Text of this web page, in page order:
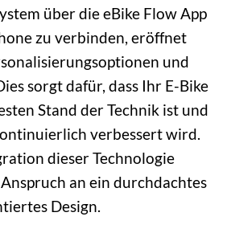
über die eBike Flow App
zu verbinden, eröffnet
und
sorgt dafür, dass Ihr E-Bike
Stand der Technik ist und
verbessert wird.
dieser Technologie
an ein durchdachtes
Design.